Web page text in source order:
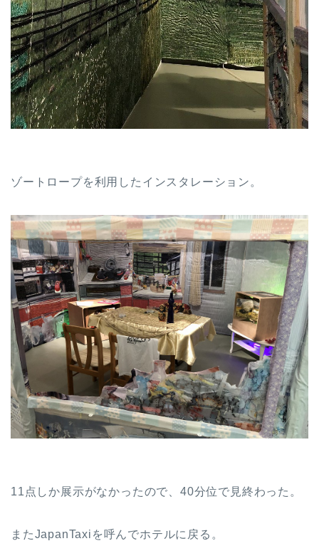
ゾートロープを利用したインスタレーション。
11点しか展示がなかったので、40分位で見終わった。
またJapanTaxiを呼んでホテルに戻る。